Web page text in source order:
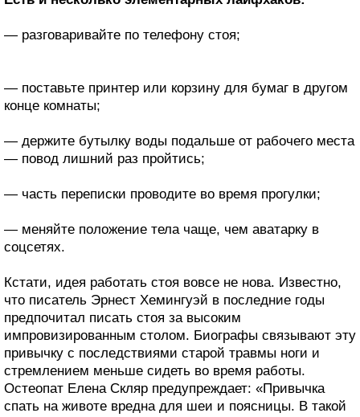
— разговаривайте по телефону стоя;
— поставьте принтер или корзину для бумаг в другом
конце комнаты;
— держите бутылку воды подальше от рабочего места
— повод лишний раз пройтись;
— часть переписки проводите во время прогулки;
— меняйте положение тела чаще, чем аватарку в
соцсетях.
Кстати, идея работать стоя вовсе не нова. Известно,
что писатель Эрнест Хемингуэй в последние годы
предпочитал писать стоя за высоким
импровизированным столом. Биографы связывают эту
привычку с последствиями старой травмы ноги и
стремлением меньше сидеть во время работы.
Остеопат Елена Скляр предупреждает: «Привычка
спать на животе вредна для шеи и поясницы. В такой